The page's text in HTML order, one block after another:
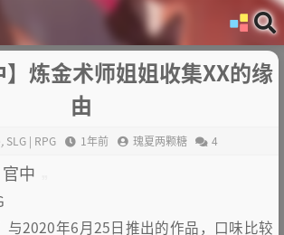
】炼金术师姐姐收集XX的缘
由
, SLG | RPG 1年前 瑰夏两颗糖 4
中
2020年6月25日推出的作品，口味比较